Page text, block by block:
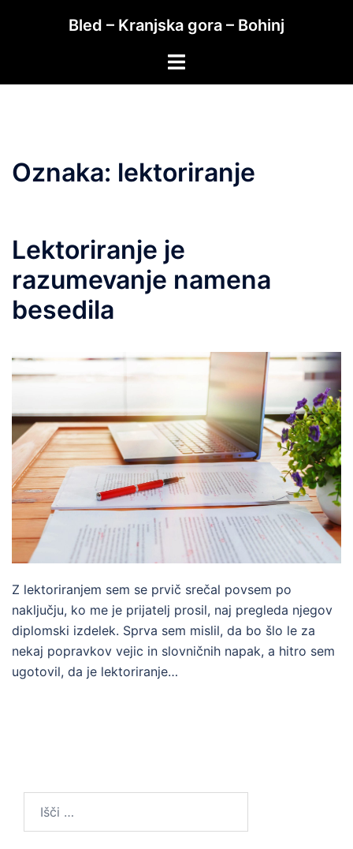
Bled – Kranjska gora – Bohinj
Toggle
Oznaka: lektoriranje
Lektoriranje je
razumevanje namena
besedila
Z lektoriranjem sem se prvič srečal povsem po
naključju, ko me je prijatelj prosil, naj pregleda njegov
diplomski izdelek. Sprva sem mislil, da bo šlo le za
nekaj popravkov vejic in slovničnih napak, a hitro sem
ugotovil, da je lektoriranje…